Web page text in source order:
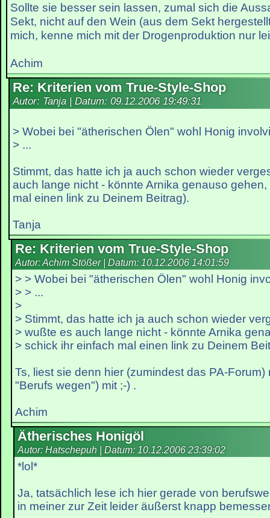
Sollte sie besser sein lassen, zumal sich die
Sekt, nicht auf den Wein (aus dem Sekt
mich, kenne mich mit der Drogenproduktion nur
Achim
Re: Kriterien vom True-Style-Shop
Autor: Tanja | Datum: 09.12.2006 19:49:31
> Wobei bei "ätherischen Ölen" wohl Honig
> ...
Stimmt, das hatte ich ja auch schon wieder
auch lange nicht - könnte Arnika genauso
mal einen link zu Deinem Beitrag).
Tanja
Re: Kriterien vom True-Style-Shop
Autor: Achim Stößer | Datum: 10.12.2006 14:01:59
> > Wobei bei "ätherischen Ölen" wohl Honig
> > ...
>
> Stimmt, das hatte ich ja auch schon wieder
> wußte es auch lange nicht - könnte Arnika
> schick ihr einfach mal einen link zu Deinem
Ts, liest sie denn hier (zumindest das PA-
"Berufs wegen") mit ;-) .
Achim
Ätherisches Honigöl
Autor: Hatschepuh | Datum: 10.12.2006 23:39:02
*lol*
Ja, tatsächlich lese ich hier gerade von
in meiner zur Zeit leider äußerst knapp